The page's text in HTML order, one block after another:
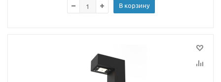
В корзину